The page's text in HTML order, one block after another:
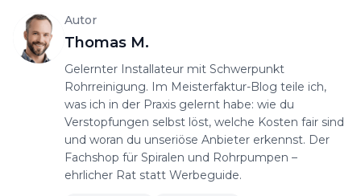
Autor
Thomas M.
Gelernter Installateur mit Schwerpunkt
Rohrreinigung. Im Meisterfaktur-Blog teile ich,
was ich in der Praxis gelernt habe: wie du
Verstopfungen selbst löst, welche Kosten fair sind
und woran du unseriöse Anbieter erkennst. Der
Fachshop für Spiralen und Rohrpumpen –
ehrlicher Rat statt Werbeguide.